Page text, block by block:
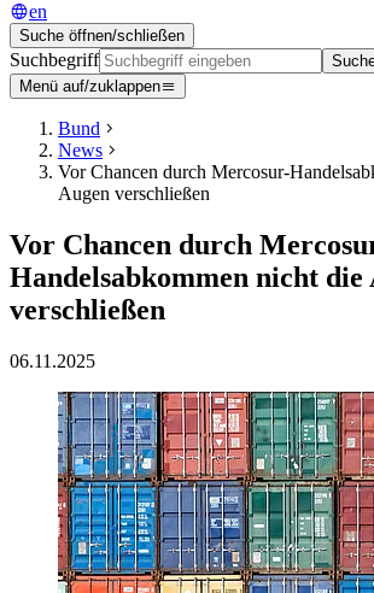
en
Suche öffnen/schließen
Suchbegriff
Menü auf/zuklappen
Bund
News
Vor Chancen durch Mercosur-
Augen verschließen
Vor Chancen durch
Handelsabkommen nicht die
verschließen
06.11.2025